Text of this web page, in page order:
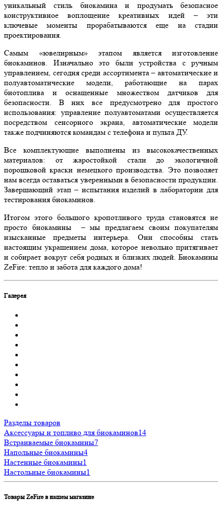
уникальный стиль биокамина и продумать безопасное
конструктивное воплощение креативных идей – эти
ключевые моменты прорабатываются еще на стадии
проектирования.
Самым «ювелирным» этапом является изготовление
биокаминов. Изначально это были устройства с ручным
управлением, сегодня среди ассортимента – автоматические и
полуавтоматические модели, работающие на парах
биотоплива и оснащенные множеством датчиков для
безопасности. В них все предусмотрено для простого
использования: управление полуавтоматами осуществляется
посредством сенсорного экрана, автоматические модели
также подчиняются командам с телефона и пульта ДУ.
Все комплектующие выполнены из высококачественных
материалов: от жаростойкой стали до экологичной
порошковой краски немецкого производства. Это позволяет
нам всегда оставаться уверенными в безопасности продукции.
Завершающий этап – испытания изделий в лаборатории для
тестирования биокаминов.
Итогом этого большого кропотливого труда становятся не
просто биокамины – мы предлагаем своим покупателям
изысканные предметы интерьера. Они способны стать
настоящим украшением дома, которое невольно притягивает
и собирает вокруг себя родных и близких людей. Биокамины
ZeFire: тепло и забота для каждого дома!
Галерея
Разделы товаров
Аксессуары и топливо для биокаминов14
Встраиваемые биокамины7
Напольные биокамины4
Настенные биокамины1
Настольные биокамины1
Товары ZeFire в нашем магазине